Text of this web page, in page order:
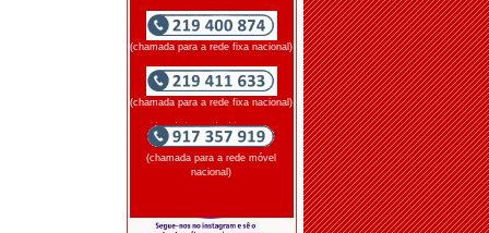
(chamada para a rede fixa nacional)
(chamada para a rede fixa nacional)
(chamada para a rede móvel
nacional)